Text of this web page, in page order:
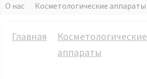
О нас Косметологические аппараты
Главная
Косметологические
аппараты